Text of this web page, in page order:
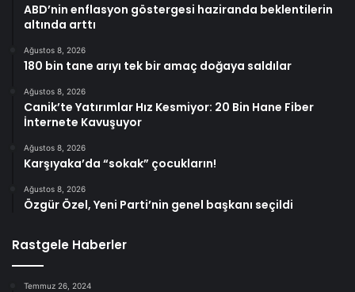
ABD’nin enflasyon göstergesi haziranda beklentilerin
altında arttı
Ağustos 8, 2026
180 bin tane arıyı tek bir amaç doğaya saldılar
Ağustos 8, 2026
Canik’te Yatırımlar Hız Kesmiyor: 20 Bin Hane Fiber
İnternete Kavuşuyor
Ağustos 8, 2026
Karşıyaka’da “sokak” çocukların!
Ağustos 8, 2026
Özgür Özel, Yeni Parti’nin genel başkanı seçildi
Rastgele Haberler
Temmuz 26, 2024